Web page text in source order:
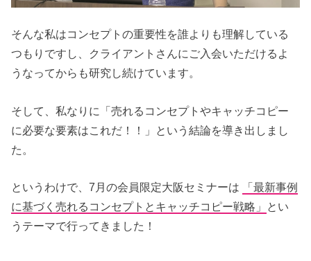
そんな私はコンセプトの重要性を誰よりも理解している
つもりですし、クライアントさんにご入会いただけるよ
うなってからも研究し続けています。
そして、私なりに「売れるコンセプトやキャッチコピー
に必要な要素はこれだ！！」という結論を導き出しまし
た。
というわけで、7月の会員限定大阪セミナーは
「最新事例
に基づく売れるコンセプトとキャッチコピー戦略」 とい
うテーマで行ってきました！